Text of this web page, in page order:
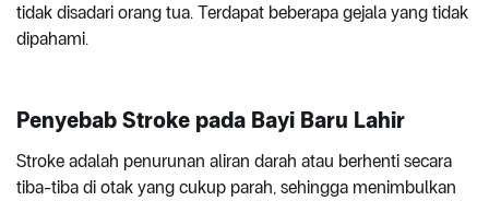
tidak disadari orang tua. Terdapat beberapa gejala yang tidak
dipahami.
Penyebab Stroke pada Bayi Baru Lahir
Stroke adalah penurunan aliran darah atau berhenti secara
tiba-tiba di otak yang cukup parah, sehingga menimbulkan